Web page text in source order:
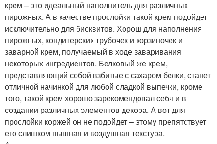
крем – это идеальный наполнитель для различных
пирожных. А в качестве прослойки такой крем подойдет
исключительно для бисквитов. Хорош для наполнения
пирожных, кондитерских трубочек и корзиночек и
заварной крем, получаемый в ходе заваривания
некоторых ингредиентов. Белковый же крем,
представляющий собой взбитые с сахаром белки, станет
отличной начинкой для любой сладкой выпечки, кроме
того, такой крем хорошо зарекомендовал себя и в
создании различных элементов декора. А вот для
прослойки коржей он не подойдет – этому препятствует
его слишком пышная и воздушная текстура.